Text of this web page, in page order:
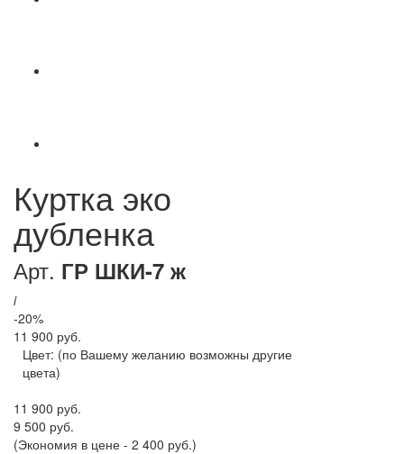
Куртка эко
дубленка
Арт. ГР ШКИ-7 ж
i
-20%
11 900 руб.
Цвет: (по Вашему желанию возможны другие
цвета)
11 900 руб.
9 500 руб.
(Экономия в цене - 2 400 руб.)